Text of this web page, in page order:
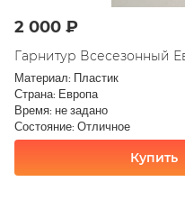
2 000 ₽
Гарнитур Всесезонный
Материал: Пластик
Страна: Европа
Время: не задано
Состояние: Отличное
Купить